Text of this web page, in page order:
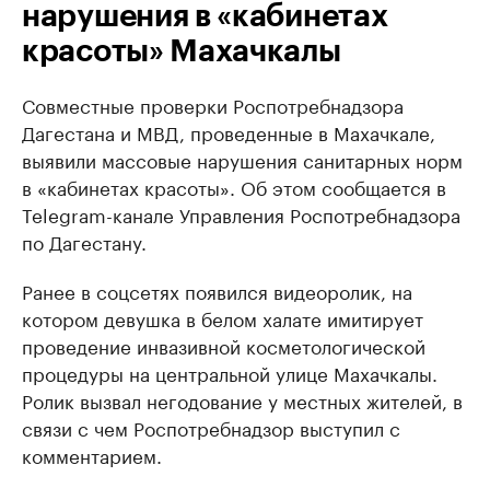
нарушения в «кабинетах
красоты» Махачкалы
Совместные проверки Роспотребнадзора
Дагестана и МВД, проведенные в Махачкале,
выявили массовые нарушения санитарных норм
в «кабинетах красоты». Об этом сообщается в
Telegram-канале Управления Роспотребнадзора
по Дагестану.
Ранее в соцсетях появился видеоролик, на
котором девушка в белом халате имитирует
проведение инвазивной косметологической
процедуры на центральной улице Махачкалы.
Ролик вызвал негодование у местных жителей, в
связи с чем Роспотребнадзор выступил с
комментарием.